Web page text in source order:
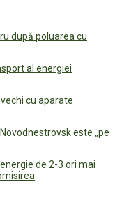
după poluarea cu
al energiei
cu aparate
este „pe
de 2-3 ori mai